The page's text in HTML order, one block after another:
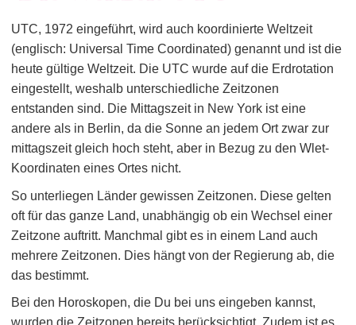
UTC, 1972 eingeführt, wird auch koordinierte Weltzeit
(englisch: Universal Time Coordinated) genannt und ist die
heute gültige Weltzeit. Die UTC wurde auf die Erdrotation
eingestellt, weshalb unterschiedliche Zeitzonen
entstanden sind. Die Mittagszeit in New York ist eine
andere als in Berlin, da die Sonne an jedem Ort zwar zur
mittagszeit gleich hoch steht, aber in Bezug zu den Wlet-
Koordinaten eines Ortes nicht.
So unterliegen Länder gewissen Zeitzonen. Diese gelten
oft für das ganze Land, unabhängig ob ein Wechsel einer
Zeitzone auftritt. Manchmal gibt es in einem Land auch
mehrere Zeitzonen. Dies hängt von der Regierung ab, die
das bestimmt.
Bei den Horoskopen, die Du bei uns eingeben kannst,